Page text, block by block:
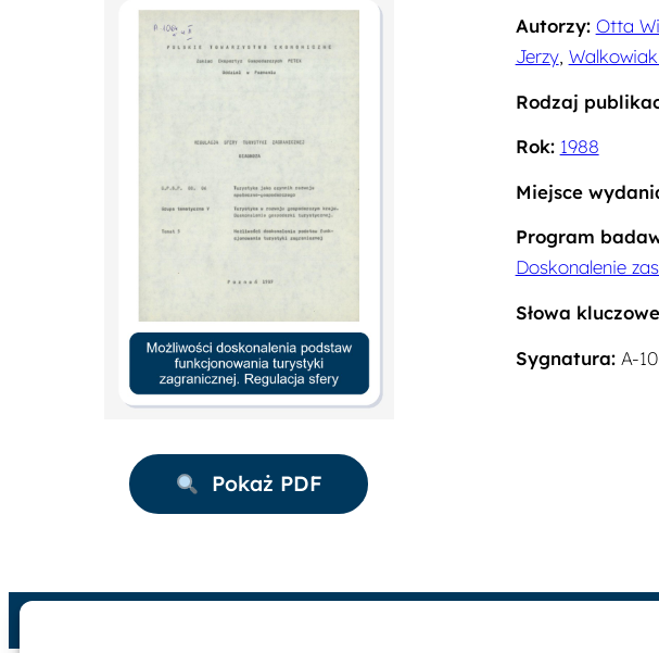
Pokaż PDF
Autorzy: Otta
Jerzy,
Rodzaj
Rok: 1988
Miejsce
Program
Doskonalenie
Słowa
Sygnatura:A-
Archiwum